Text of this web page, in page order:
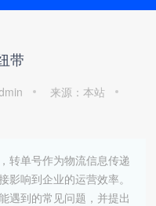
带
来源：本站
转单号作为物流信息传递
响到企业的运营效率。
遇到的常见问题，并提出